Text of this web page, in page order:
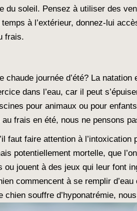
du soleil. Pensez à utiliser des
à l’extérieur, donnez-lui
frais.
chaude journée d’été? La
dans l’eau, car il peut
pour animaux ou pour
frais en été, nous ne pensons
faut faire attention à l’intoxication
potentiellement mortelle, que
jouent à des jeux qui leur font
commencent à se remplir
souffre d’hyponatrémie,